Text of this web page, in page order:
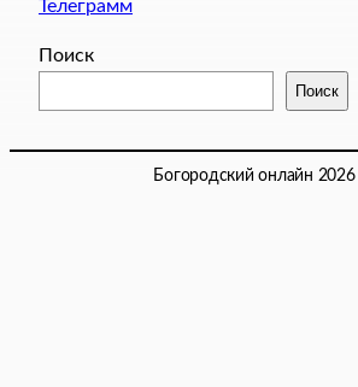
Телеграмм
Поиск
Поиск
Богородский онлайн 2026